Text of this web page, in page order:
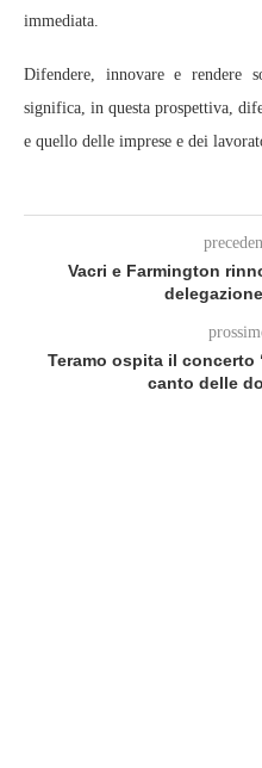
immediata.
Difendere, innovare e rendere
significa, in questa prospettiva,
e quello delle imprese e dei
Vacri e Farmington
Teramo ospita il concerto
canto delle